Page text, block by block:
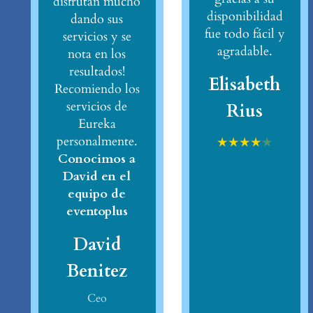
dando sus
servicios y se
nota en los
resultados!
Recomiendo los
servicios de
Eureka
personalmente.
Conocimos a
David en el
equipo de
eventoplus
David
Benitez
Ceo
disponibilidad
fue todo fácil y
agradable.
Elisabeth
Rius
★★★★★